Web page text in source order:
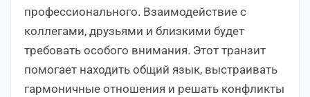
профессионального. Взаимодействие с
коллегами, друзьями и близкими будет
требовать особого внимания. Этот транзит
помогает находить общий язык, выстраивать
гармоничные отношения и решать конфликты